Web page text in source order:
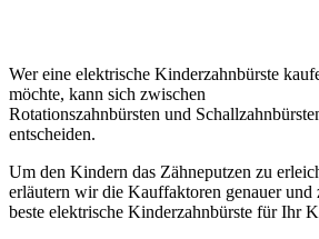
Wer eine elektrische Kinderzahnbürste
möchte, kann sich zwischen
Rotationszahnbürsten und
entscheiden.
Um den Kindern das Zähneputzen zu
erläutern wir die Kauffaktoren genauer
beste elektrische Kinderzahnbürste für Ihr